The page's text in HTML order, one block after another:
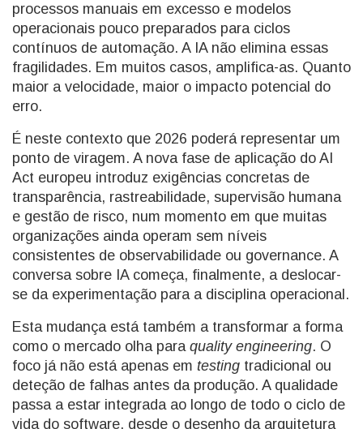
processos manuais em excesso e modelos
operacionais pouco preparados para ciclos
contínuos de automação. A IA não elimina essas
fragilidades. Em muitos casos, amplifica-as. Quanto
maior a velocidade, maior o impacto potencial do
erro.
É neste contexto que 2026 poderá representar um
ponto de viragem. A nova fase de aplicação do AI
Act europeu introduz exigências concretas de
transparência, rastreabilidade, supervisão humana
e gestão de risco, num momento em que muitas
organizações ainda operam sem níveis
consistentes de observabilidade ou governance. A
conversa sobre IA começa, finalmente, a deslocar-
se da experimentação para a disciplina operacional.
Esta mudança está também a transformar a forma
como o mercado olha para quality engineering. O
foco já não está apenas em testing tradicional ou
deteção de falhas antes da produção. A qualidade
passa a estar integrada ao longo de todo o ciclo de
vida do software, desde o desenho da arquitetura